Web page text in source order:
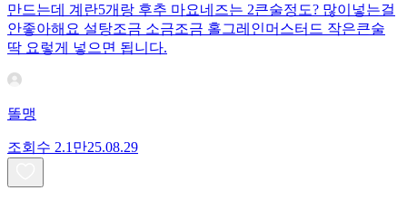
만드는데 계란5개랑 후추 마요네즈는 2큰술정도? 많이넣는걸
안좋아해요 설탕조금 소금조금 홀그레인머스터드 작은큰술
딱 요렇게 넣으면 됩니다.
똘맹
조회수 2.1만25.08.29